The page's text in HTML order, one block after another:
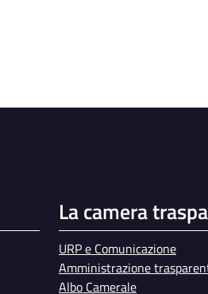
La camera
URP e Comunicazione
Amministrazione
Albo Camerale